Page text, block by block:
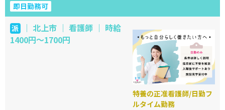
即日勤務可
派｜ 北上市 ｜ 看護師 ｜ 時給
1400円～1700円
特養の正准看護師/日勤フ
ルタイム勤務